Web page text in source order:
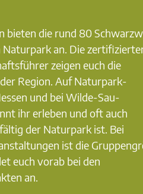
bieten die rund 80
Naturpark an. Die
zeigen euch die
Region. Auf Naturpark-
und bei Wilde-Sau-
ihr erleben und oft auch
der Naturpark ist. Bei
ist die
euch vorab bei den
an.